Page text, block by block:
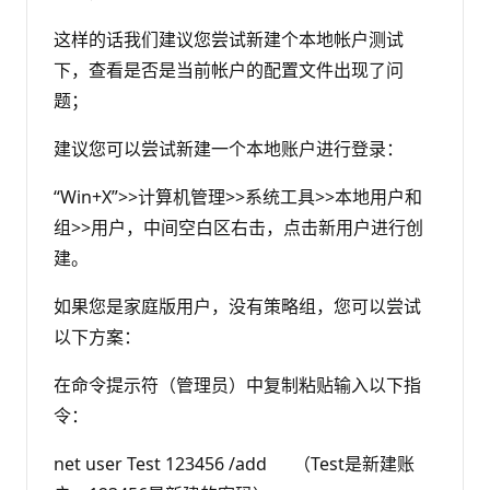
这样的话我们建议您尝试新建个本地帐户测试
下，查看是否是当前帐户的配置文件出现了问
题；
建议您可以尝试新建一个本地账户进行登录：
“Win+X”>>计算机管理>>系统工具>>本地用户和
组>>用户，中间空白区右击，点击新用户进行创
建。
如果您是家庭版用户，没有策略组，您可以尝试
以下方案：
在命令提示符（管理员）中复制粘贴输入以下指
令：
net user Test 123456 /add （Test是新建账